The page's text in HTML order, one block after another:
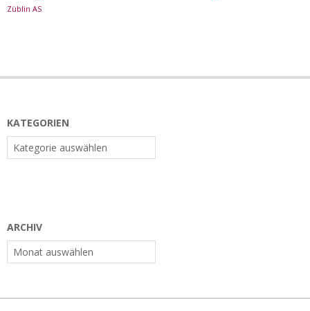
Züblin AS
KATEGORIEN
Kategorien
ARCHIV
Archiv